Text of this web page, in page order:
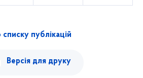
публікацій
Версія для друку